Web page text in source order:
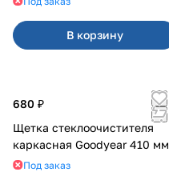
В корзину
680 ₽
Щетка стеклоочистителя
каркасная Goodyear 410 мм
Под заказ